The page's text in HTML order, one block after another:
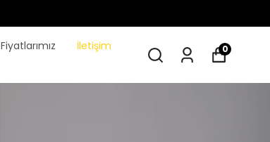
Fiyatlarımız
İletişim
0